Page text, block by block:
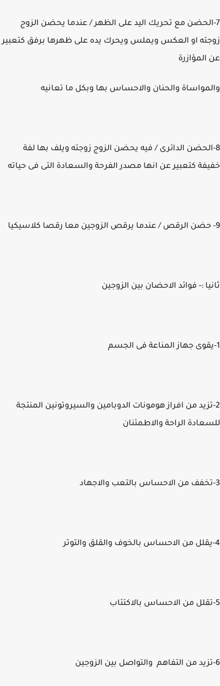
7-الحضن مع تحريك اليد على الظهر / عندما يحضن الزوج
زوجته او العكس ويملس ويحرك يده على ظهرها برفق كتعبير
عن المؤازرة
والمواساة والحنان والاحساس بها وبكل ما تعانيه
8-الحضن الدائرى / فيه يحضن الزوج زوجته ويلف بها لفة
خفيفة كتعبير عن انها مصدر الفرحة والسعادة التى فى حياته
9- حضن الرقص / عندما يرقص الزوجين معا رقصا كلاسيكيا
ثانيا :- فوائد الاحضان بين الزوجين
1-يقوى جهاز المناعة فى الجسم
2-تزيد من افراز هومونات الدوبامين والسيروتونين المنتجة
للسعادة الراحة والاطمئنان
3-تخفف من الاحساس بالتعب والاجهاد
4-يقلل من الاحساس بالخوف والقلق والتوتر
5-تقلل من الاحساس بالاكتئاب
6-تزيد من التفاهم والتواصل بين الزوجين